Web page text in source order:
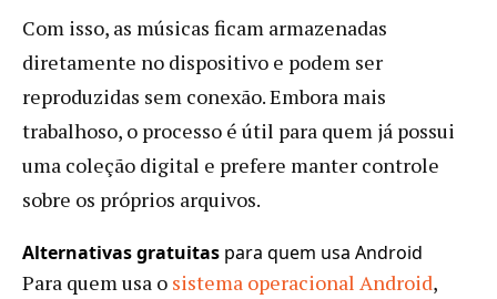
Com isso, as músicas ficam armazenadas
diretamente no dispositivo e podem ser
reproduzidas sem conexão. Embora mais
trabalhoso, o processo é útil para quem já possui
uma coleção digital e prefere manter controle
sobre os próprios arquivos.
Alternativas gratuitas para quem usa Android
Para quem usa o sistema operacional Android,